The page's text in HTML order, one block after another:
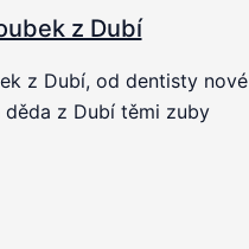
z Dubí
z Dubí, od dentisty nové
z Dubí těmi zuby